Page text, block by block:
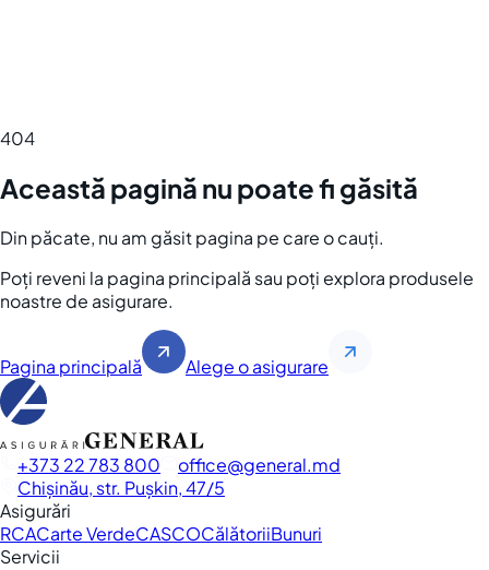
404
Această pagină nu poate fi găsită
Din păcate, nu am găsit pagina pe care o cauți.
Poți reveni la pagina principală sau poți explora produsele
noastre de asigurare.
Pagina principală Alege o asigurare
+373 22 783 800 office
general.md
Chișinău, str. Pușkin, 47/5
Asigurări
RCACarte VerdeCASCOCălătoriiBunuri
Servicii